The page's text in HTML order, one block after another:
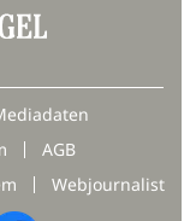
AGB
Webjournalist